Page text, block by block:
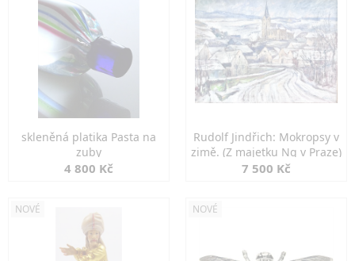
skleněná platika Pasta na
zuby
4 800 Kč
Rudolf Jindřich: Mokropsy v
zimě. (Z majetku Ng v Praze)
7 500 Kč
NOVÉ NOVÉ